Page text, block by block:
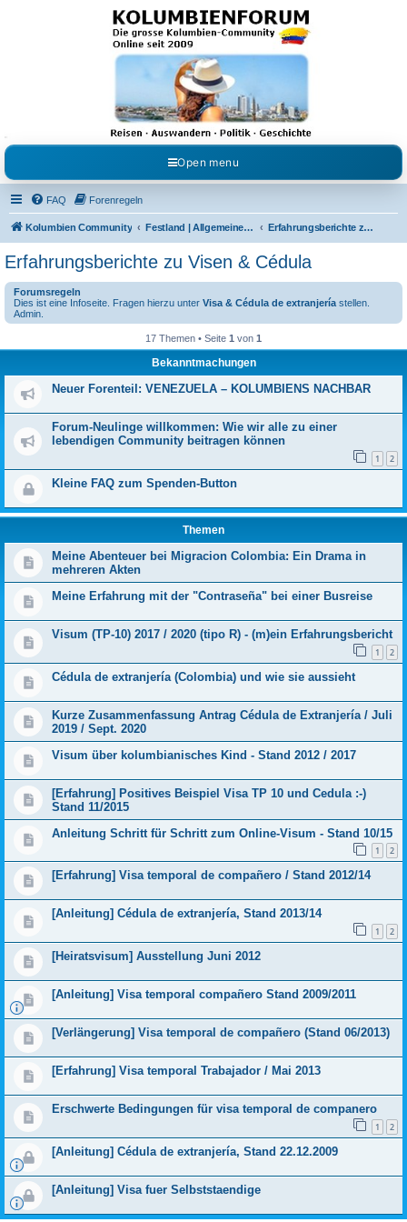
Kolumbienforum - Das
grosse Forum der
Freunde Kolumbiens
Reisen, Auswandern, Kultur, Politik, Geschichte und Visum in Kolumbien und Venezuela.
Austausch, Erfahrungen und Gemeinschaft im Kolumbienforum
Open menu
FAQ Forenregeln
Kolumbien Community Festland | Allgemeine Fragen Erfahrungsberichte zu Visen & Cédula
Erfahrungsberichte zu Visen & Cédula
Forumsregeln
Dies ist eine Infoseite. Fragen hierzu unter Visa & Cédula de extranjeríastellen.
Admin.
17 Themen • Seite 1 von 1
Bekanntmachungen
Neuer Forenteil: VENEZUELA – KOLUMBIENS NACHBAR
Forum-Neulinge willkommen: Wie wir alle zu einer
lebendigen Community beitragen können
1 2
Kleine FAQ zum Spenden-Button
Themen
Meine Abenteuer bei Migracion Colombia: Ein Drama in
mehreren Akten
Meine Erfahrung mit der "Contraseña" bei einer Busreise
Visum (TP-10) 2017 / 2020 (tipo R) - (m)ein Erfahrungsbericht
1 2
Cédula de extranjería (Colombia) und wie sie aussieht
Kurze Zusammenfassung Antrag Cédula de Extranjería / Juli
2019 / Sept. 2020
Visum über kolumbianisches Kind - Stand 2012 / 2017
[Erfahrung] Positives Beispiel Visa TP 10 und Cedula :-)
Stand 11/2015
Anleitung Schritt für Schritt zum Online-Visum - Stand 10/15
1 2
[Erfahrung] Visa temporal de compañero / Stand 2012/14
[Anleitung] Cédula de extranjería, Stand 2013/14
1 2
[Heiratsvisum] Ausstellung Juni 2012
[Anleitung] Visa temporal compañero Stand 2009/2011
[Verlängerung] Visa temporal de compañero (Stand 06/2013)
[Erfahrung] Visa temporal Trabajador / Mai 2013
Erschwerte Bedingungen für visa temporal de companero
1 2
[Anleitung] Cédula de extranjería, Stand 22.12.2009
[Anleitung] Visa fuer Selbststaendige